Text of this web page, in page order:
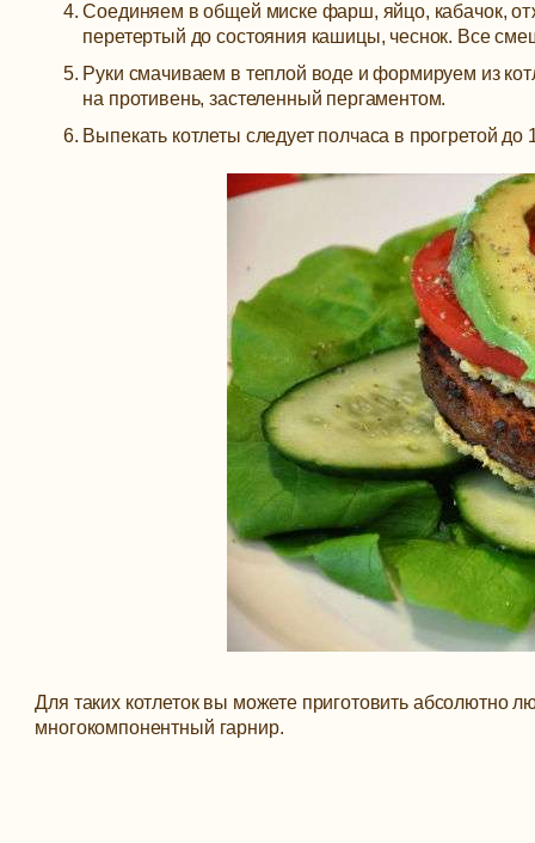
Соединяем в общей миске фарш, яйцо, кабачок,
перетертый до состояния кашицы, чеснок. Все
Руки смачиваем в теплой воде и формируем из
на противень, застеленный пергаментом.
Выпекать котлеты следует полчаса в прогретой до
Для таких котлеток вы можете приготовить абсолютно
многокомпонентный гарнир.